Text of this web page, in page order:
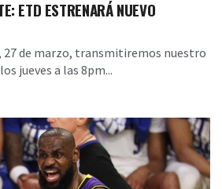
ETD ESTRENARÁ NUEVO
27 de marzo, transmitiremos nuestro
jueves a las 8pm...